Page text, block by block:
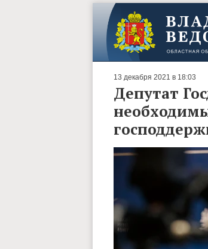
13 декабря 2021 в 18:03
Депутат